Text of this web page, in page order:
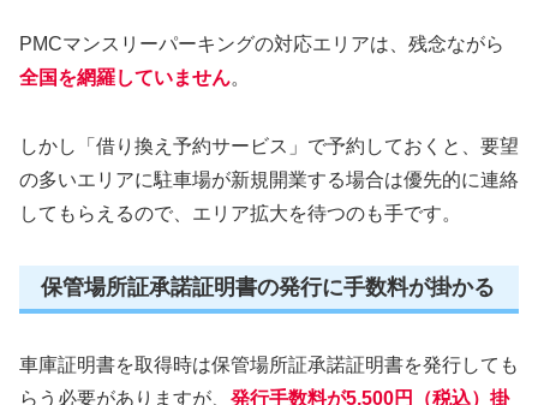
PMCマンスリーパーキングの対応エリアは、残念ながら
全国を網羅していません。
しかし「借り換え予約サービス」で予約しておくと、要望
の多いエリアに駐車場が新規開業する場合は優先的に連絡
してもらえるので、エリア拡大を待つのも手です。
保管場所証承諾証明書の発行に手数料が掛かる
車庫証明書を取得時は保管場所証承諾証明書を発行しても
らう必要がありますが、 発行手数料が5,500円（税込）掛